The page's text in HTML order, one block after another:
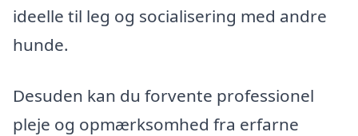
ideelle til leg og socialisering med andre
hunde.
Desuden kan du forvente professionel
pleje og opmærksomhed fra erfarne